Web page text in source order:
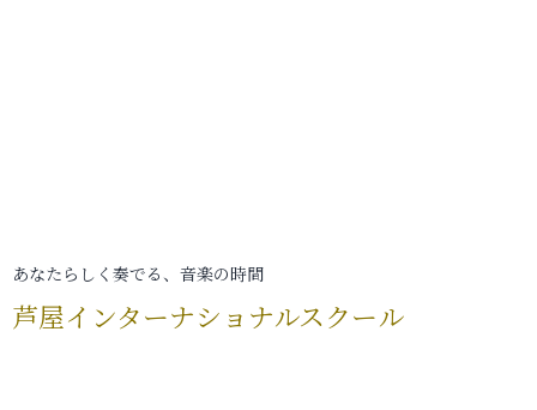
あなたらしく奏でる、音楽の時間
芦屋インターナショナルスクール